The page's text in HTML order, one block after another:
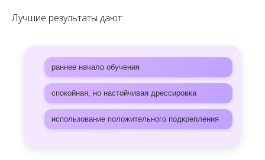
Лучшие результаты дают:
раннее начало обучения
спокойная, но настойчивая дрессировка
использование положительного подкрепления